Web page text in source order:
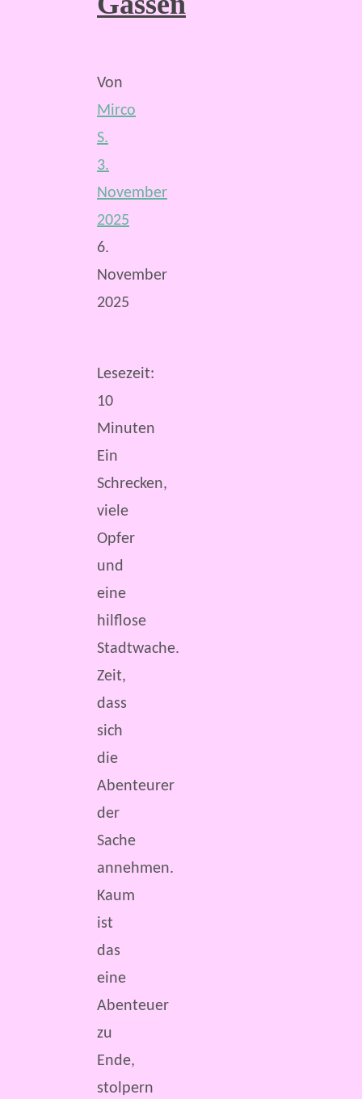
Von
Mirco
S.
3.
November
2025
6.
November
2025
Lesezeit:
10
Minuten
Ein
Schrecken,
viele
Opfer
und
eine
hilflose
Stadtwache.
Zeit,
dass
sich
die
Abenteurer
der
Sache
annehmen.
Kaum
ist
das
eine
Abenteuer
zu
Ende,
stolpern